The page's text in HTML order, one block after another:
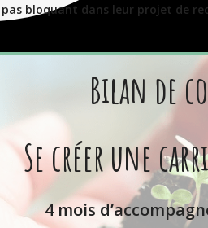
bloquant dans leur projet de
Bilan de
Se créer une
4 mois